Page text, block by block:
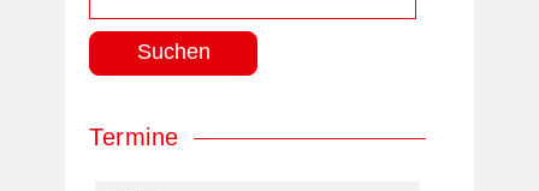
nach:
Termine